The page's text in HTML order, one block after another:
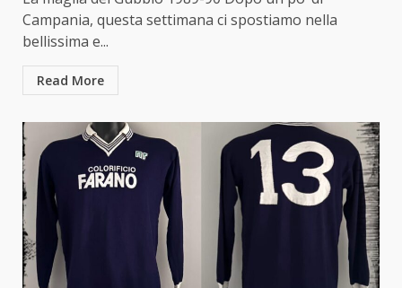
Campania, questa settimana ci spostiamo nella
bellissima e...
Read More